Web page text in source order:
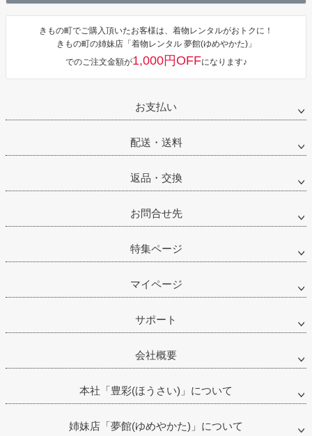
きもの町でご購入頂いたお客様は、着物レンタルがおトクに！
きもの町の姉妹店「着物レンタル 夢館(ゆめやかた)」
でのご注文金額が1,000円OFFになります♪
お支払い
配送・送料
返品・交換
お問合せ先
特集ページ
マイページ
サポート
会社概要
本社「豊彩(ほうさい)」について
姉妹店「夢館(ゆめやかた)」について